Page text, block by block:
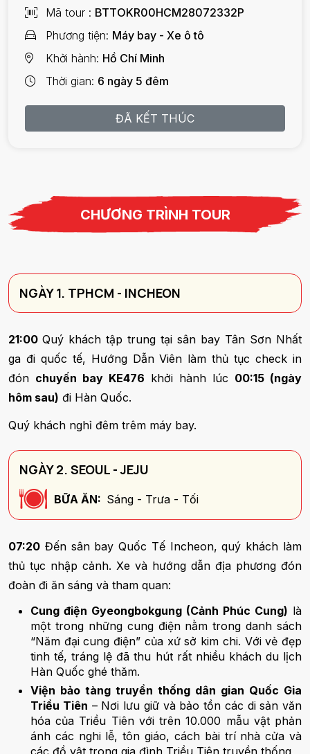
Mã tour
BTTOKR00HCM28072332P
Phương tiện Máy bay - Xe ô tô
Khởi hành Hồ Chí Minh
Thời gian 6 ngày 5 đêm
ĐÃ KẾT THÚC
CHƯƠNG TRÌNH TOUR
NGÀY 1. TPHCM - INCHEON
21:00 Quý khách tập trung tại sân bay Tân Sơn Nhất
ga đi quốc tế, Hướng Dẫn Viên làm thủ tục check in
đón chuyến bay KE476 khởi hành lúc 00:15 (ngày
hôm sau) đi Hàn Quốc.
Quý khách nghỉ đêm trêm máy bay.
NGÀY 2. SEOUL - JEJU
BỮA ĂN: Sáng - Trưa - Tối
07:20 Đến sân bay Quốc Tế Incheon, quý khách làm
thủ tục nhập cảnh. Xe và hướng dẫn địa phương đón
đoàn đi ăn sáng và tham quan:
Cung điện Gyeongbokgung (Cảnh Phúc Cung) là
một trong những cung điện nằm trong danh sách
“Năm đại cung điện” của xứ sở kim chi. Với vẻ đẹp
tinh tế, tráng lệ đã thu hút rất nhiều khách du lịch
Hàn Quốc ghé thăm.
Viện bảo tàng truyền thống dân gian Quốc Gia
Triều Tiên – Nơi lưu giữ và bảo tồn các di sản văn
hóa của Triều Tiên với trên 10.000 mẫu vật phản
ánh các nghi lễ, tôn giáo, cách bài trí nhà cửa và
các đồ vật trong gia đình Triều Tiên truyền thống.